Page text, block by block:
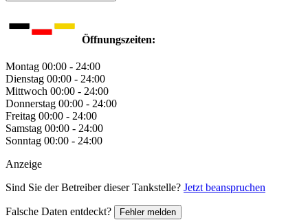
Öffnungszeiten:
Montag 00:00 - 24:00
Dienstag 00:00 - 24:00
Mittwoch 00:00 - 24:00
Donnerstag 00:00 - 24:00
Freitag 00:00 - 24:00
Samstag 00:00 - 24:00
Sonntag 00:00 - 24:00
Anzeige
Sind Sie der Betreiber dieser Tankstelle? Jetzt beanspruchen
Falsche Daten entdeckt? Fehler melden